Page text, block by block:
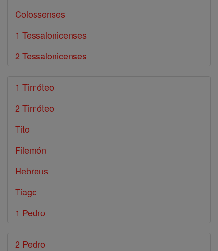
Colossenses
1 Tessalonicenses
2 Tessalonicenses
1 Timóteo
2 Timóteo
Tito
Filemón
Hebreus
Tiago
1 Pedro
2 Pedro